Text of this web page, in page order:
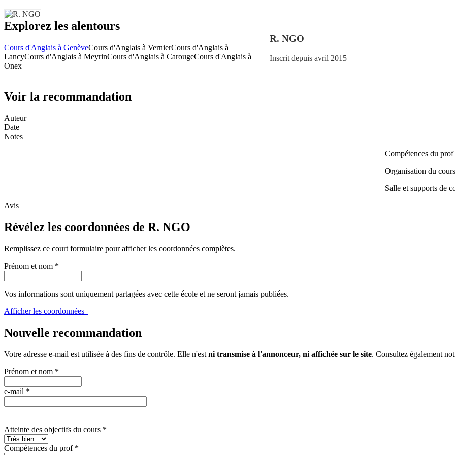
R. NGO
Inscrit depuis avril 2015
Explorez les alentours
Cours d'Anglais à GenèveCours d'Anglais à VernierCours d'Anglais à
LancyCours d'Anglais à MeyrinCours d'Anglais à CarougeCours d'Anglais à
Onex
Voir la recommandation
Auteur
Date
Notes
Compétences du prof
Organisation du cours
Salle et supports de
Avis
Révélez les coordonnées de R. NGO
Remplissez ce court formulaire pour afficher les coordonnées complètes.
Prénom et nom *
Vos informations sont uniquement partagées avec cette école et ne seront jamais publiées.
Afficher les coordonnées
Nouvelle recommandation
Votre adresse e-mail est utilisée à des fins de contrôle. Elle n'est ni transmise à l'annonceur, ni affichée sur le site. Consultez également
Prénom et nom *
e-mail *
Atteinte des objectifs du cours *
Compétences du prof *